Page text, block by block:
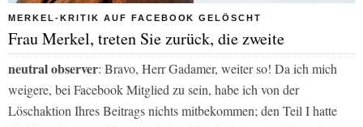
MERKEL-KRITIK AUF FACEBOOK GELÖSCHT
Frau Merkel, treten Sie zurück, die zweite
neutral observer: Bravo, Herr Gadamer, weiter so! Da ich mich
weigere, bei Facebook Mitglied zu sein, habe ich von der
Löschaktion Ihres Beitrags nichts mitbekommen; den Teil I hatte